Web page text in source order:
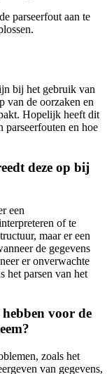
parseerfout aan te
bij het gebruik van
van de oorzaken en
Hopelijk heeft dit
en hoe
deze op bij
een
of te
maar er een
de gegevens
er onverwachte
het parsen van het
voor de
zoals het
van gegevens,